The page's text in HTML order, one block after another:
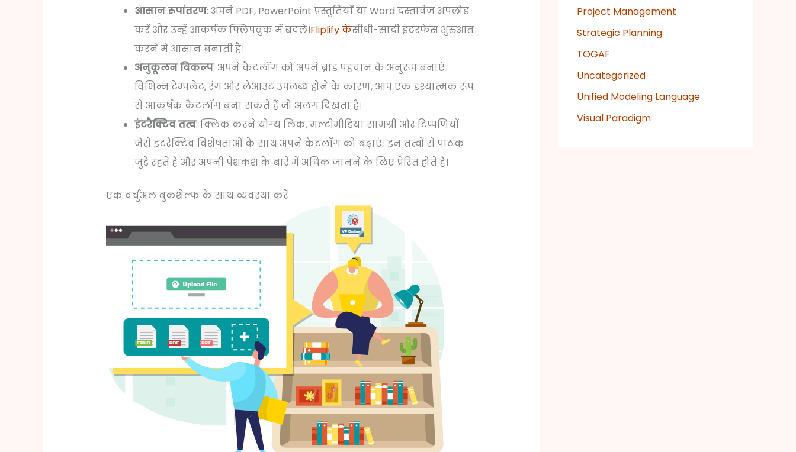
आसान रूपांतरण: अपने PDF, PowerPoint प्रस्तुतियाँ या Word दस्तावेज़ अपलोड
करें और उन्हें आकर्षक फ्लिपबुक में बदलें।Fliplify केसीधी-सादी इंटरफेस शुरुआत
करने में आसान बनाती है।
अनुकूलन विकल्प: अपने कैटलॉग को अपने ब्रांड पहचान के अनुरूप बनाएं।
विभिन्न टेम्पलेट, रंग और लेआउट उपलब्ध होने के कारण, आप एक दृश्यात्मक रूप
से आकर्षक कैटलॉग बना सकते हैं जो अलग दिखता है।
इंटरैक्टिव तत्व: क्लिक करने योग्य लिंक, मल्टीमीडिया सामग्री और टिप्पणियों
जैसे इंटरैक्टिव विशेषताओं के साथ अपने कैटलॉग को बढ़ाएं। इन तत्वों से पाठक
जुड़े रहते हैं और अपनी पेशकश के बारे में अधिक जानने के लिए प्रेरित होते हैं।
एक वर्चुअल बुकशेल्फ के साथ व्यवस्था करें
Project Management
Strategic Planning
TOGAF
Uncategorized
Unified Modeling Language
Visual Paradigm